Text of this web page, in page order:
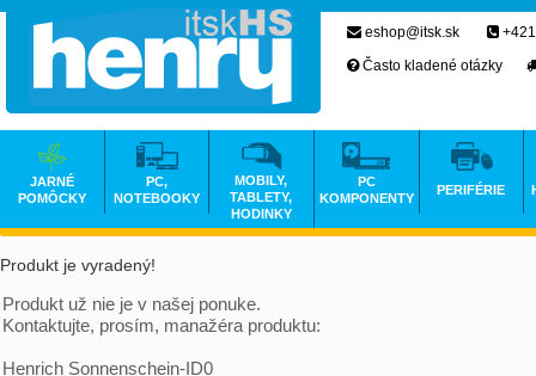
Produkt je vyradený!
Produkt už nie je v našej ponuke.
Kontaktujte, prosím, manažéra produktu:
Henrich Sonnenschein-ID0
eshop@itsk.sk
Často kladené otázky
JARNÉ
POMÔCKY
PC,
NOTEBOOKY
MOBILY,
TABLETY,
HODINKY
PC
KOMPONENTY
PERIFÉRIE